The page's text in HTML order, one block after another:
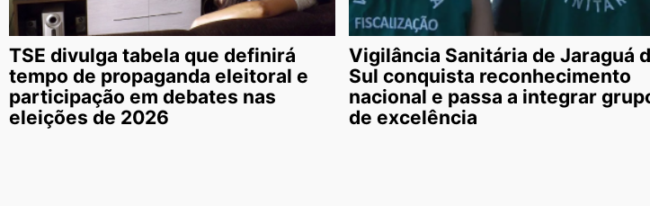
TSE divulga tabela que definirá
tempo de propaganda eleitoral e
participação em debates nas
eleições de 2026
Vigilância Sanitária de Jaraguá
Sul conquista reconhecimento
nacional e passa a integrar
de excelência